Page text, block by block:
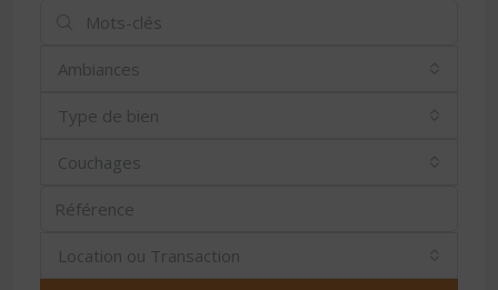
Ambiances
Type de bien
Couchages
Location ou Transaction